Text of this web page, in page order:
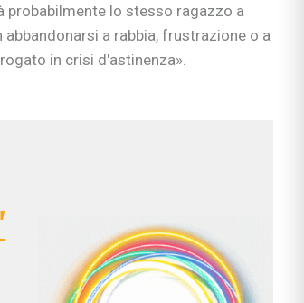
lo stesso ragazzo a
a rabbia, frustrazione o a
in crisi d'astinenza».